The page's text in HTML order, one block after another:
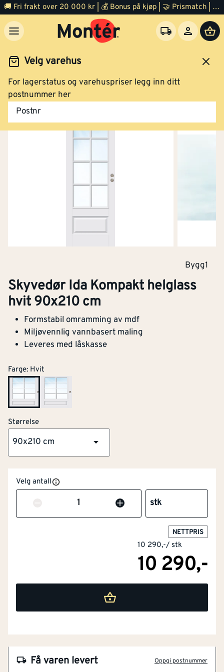
🚚 Fri frakt over 20 000 kr | 💰 Bonus på kjøp | 🤝 Prismatch | ⭐ 100% fornøyd garanti | 🏪 140 byggevarehus
Velg varehus
For lagerstatus og varehuspriser legg inn ditt
postnummer her
Postnr
Dør Innerdør
Bygg1
Skyvedør Ida Kompakt helglass
hvit 90x210 cm
Formstabil omramming av mdf
Miljøvennlig vannbasert maling
Leveres med låskasse
Farge: Hvit
Størrelse
90x210 cm
Velg antall
Antall stk
NETTPRIS
10 290,-/ stk
10 290,-
Få varen levert Oppgi postnummer
Artikkelnummer
Formstabil omramming av mdf
Bygg1 Skyvedør Ida Kompakt helglass hvit